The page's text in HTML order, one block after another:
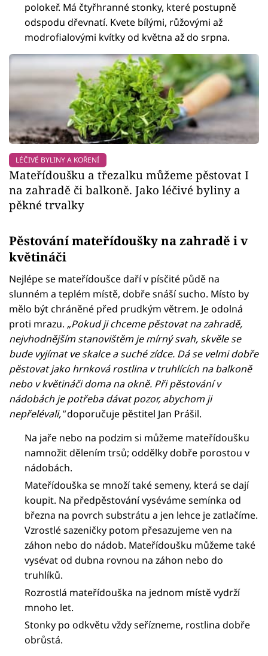
polokeř. Má čtyřhranné stonky, které postupně
odspodu dřevnatí. Kvete bílými, růžovými až
modrofialovými kvítky od května až do srpna.
LÉČIVÉ BYLINY A KOŘENÍ
Mateřídoušku a třezalku můžeme pěstovat I
na zahradě či balkoně. Jako léčivé byliny a
pěkné trvalky
Pěstování mateřídoušky na zahradě i v
květináči
Nejlépe se mateřídoušce daří v písčité půdě na
slunném a teplém místě, dobře snáší sucho. Místo by
mělo být chráněné před prudkým větrem. Je odolná
proti mrazu. „Pokud ji chceme pěstovat na zahradě,
nejvhodnějším stanovištěm je mírný svah, skvěle se
bude vyjímat ve skalce a suché zídce. Dá se velmi dobře
pěstovat jako hrnková rostlina v truhlících na balkoně
nebo v květináči doma na okně. Při pěstování v
nádobách je potřeba dávat pozor, abychom ji
nepřelévali,"doporučuje pěstitel Jan Prášil.
Na jaře nebo na podzim si můžeme mateřídoušku
namnožit dělením trsů; oddělky dobře porostou v
nádobách.
Mateřídouška se množí také semeny, která se dají
koupit. Na předpěstování vyséváme semínka od
března na povrch substrátu a jen lehce je zatlačíme.
Vzrostlé sazeničky potom přesazujeme ven na
záhon nebo do nádob. Mateřídoušku můžeme také
vysévat od dubna rovnou na záhon nebo do
truhlíků.
Rozrostlá mateřídouška na jednom místě vydrží
mnoho let.
Stonky po odkvětu vždy seřízneme, rostlina dobře
obrůstá.